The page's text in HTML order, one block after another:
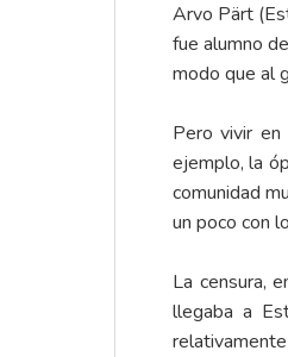
Arvo Pärt
fue alumno
modo que al
Pero vivir en
ejemplo, la
comunidad
un poco con
La censura,
llegaba a